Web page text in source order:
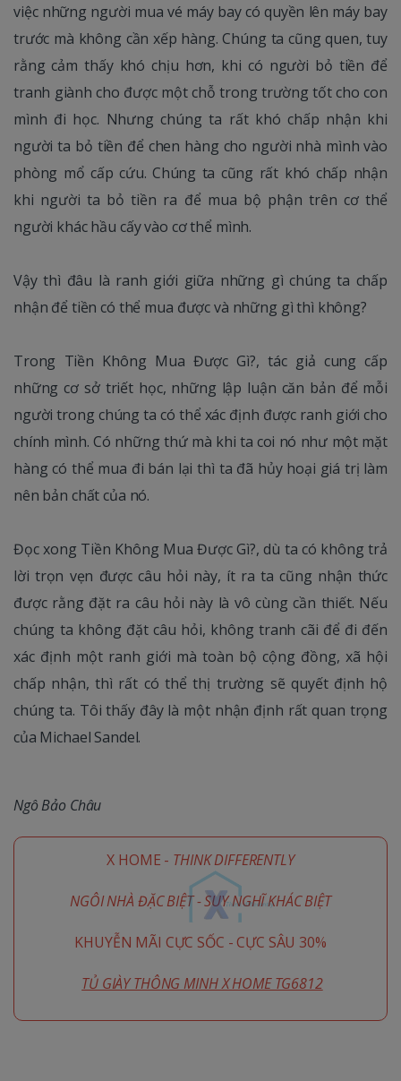
việc những người mua vé máy bay có quyền lên máy bay
trước mà không cần xếp hàng. Chúng ta cũng quen, tuy
rằng cảm thấy khó chịu hơn, khi có người bỏ tiền để
tranh giành cho được một chỗ trong trường tốt cho con
mình đi học. Nhưng chúng ta rất khó chấp nhận khi
người ta bỏ tiền để chen hàng cho người nhà mình vào
phòng mổ cấp cứu. Chúng ta cũng rất khó chấp nhận
khi người ta bỏ tiền ra để mua bộ phận trên cơ thể
người khác hầu cấy vào cơ thể mình.
Vậy thì đâu là ranh giới giữa những gì chúng ta chấp
nhận để tiền có thể mua được và những gì thì không?
Trong Tiền Không Mua Được Gì?, tác giả cung cấp
những cơ sở triết học, những lập luận căn bản để mỗi
người trong chúng ta có thể xác định được ranh giới cho
chính mình. Có những thứ mà khi ta coi nó như một mặt
hàng có thể mua đi bán lại thì ta đã hủy hoại giá trị làm
nên bản chất của nó.
Đọc xong Tiền Không Mua Được Gì?, dù ta có không trả
lời trọn vẹn được câu hỏi này, ít ra ta cũng nhận thức
được rằng đặt ra câu hỏi này là vô cùng cần thiết. Nếu
chúng ta không đặt câu hỏi, không tranh cãi để đi đến
xác định một ranh giới mà toàn bộ cộng đồng, xã hội
chấp nhận, thì rất có thể thị trường sẽ quyết định hộ
chúng ta. Tôi thấy đây là một nhận định rất quan trọng
của Michael Sandel.
Ngô Bảo Châu
X HOME - THINK DIFFERENTLY
NGÔI NHÀ ĐẶC BIỆT - SUY NGHĨ KHÁC BIỆT
KHUYỄN MÃI CỰC SỐC - CỰC SÂU 30%
TỦ GIÀY THÔNG MINH X HOME TG6812